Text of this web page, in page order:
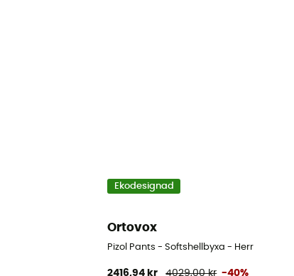
Ekodesignad
Ortovox
Pizol Pants - Softshellbyxa - Herr
2416,94 kr 4029,00 kr -40%